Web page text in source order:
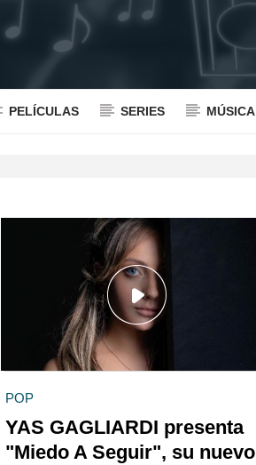
PELÍCULAS SERIES MÚSICA
POP
YAS GAGLIARDI presenta
"Miedo A Seguir", su nuevo